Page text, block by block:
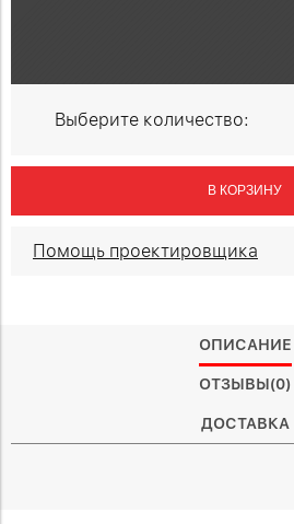
Выберите количество:
В КОРЗИНУ
Помощь проектировщика
ОПИСАНИЕ
ОТЗЫВЫ(0)
ДОСТАВКА